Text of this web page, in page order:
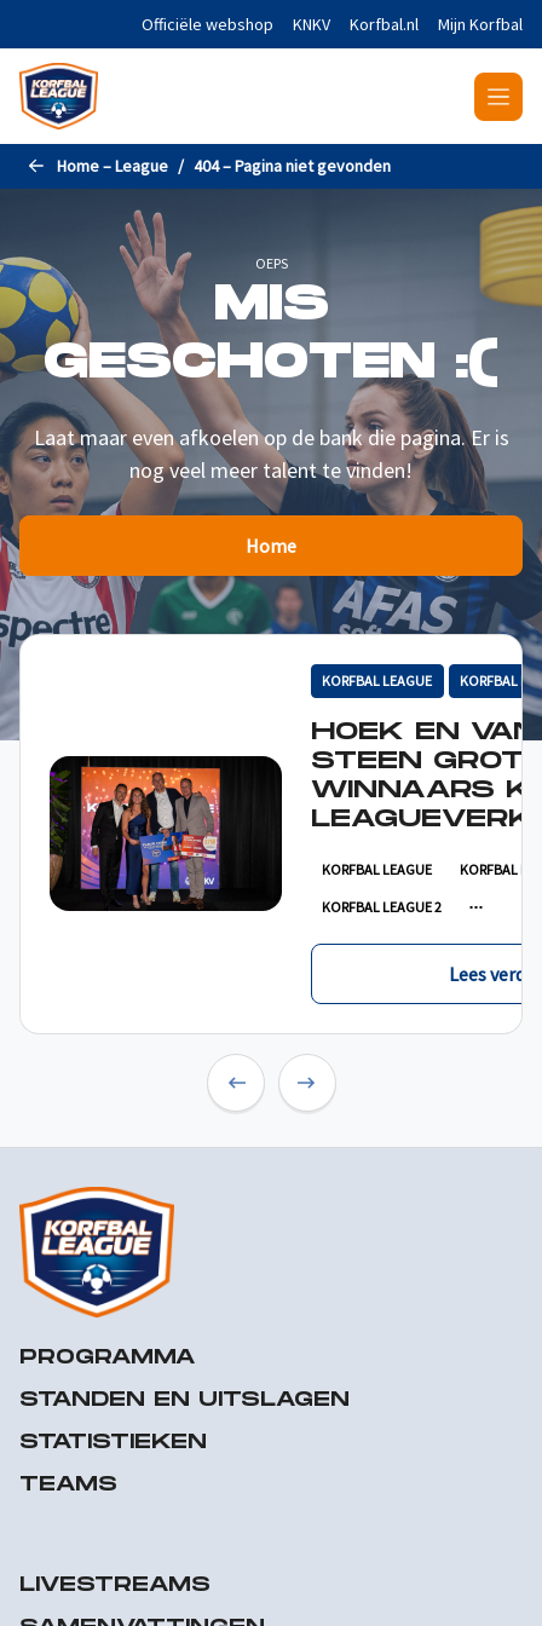
Naar de hoofdinhoud gaanOfficiële webshop KNKV Korfbal.nl Mijn Korfbal
Home – League 404 – Pagina niet gevonden
OEPS
MIS
GESCHOTEN :(
Laat maar even afkoelen op de bank die pagina. Er is
nog veel meer talent te vinden!
Home
KORFBAL LEAGUE KORFBAL
HOEK EN VAN
STEEN
WINNAARS
KORFBAL LEAGUE KORFBAL
KORFBAL LEAGUE 2
Lees verder
PROGRAMMA
STANDEN EN UITSLAGEN
STATISTIEKEN
TEAMS
LIVESTREAMS